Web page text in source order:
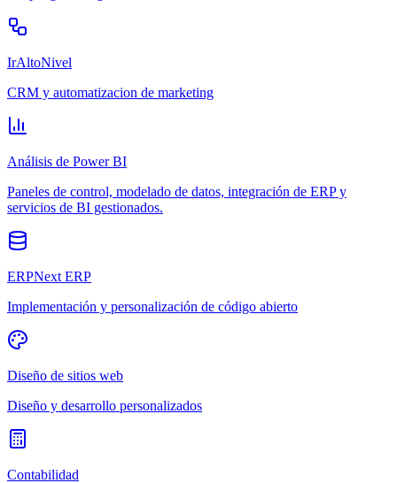
IrAltoNivel
CRM y automatizacion de marketing
Análisis de Power BI
Paneles de control, modelado de datos, integración de ERP y
servicios de BI gestionados.
ERPNext ERP
Implementación y personalización de código abierto
Diseño de sitios web
Diseño y desarrollo personalizados
Contabilidad